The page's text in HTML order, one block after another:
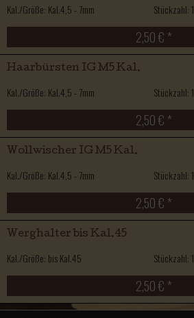
Kal./Größe: Kal.4,5 - 7mm Stückzahl: 1
2,50 € *
Haarbürsten IG M5 Kal.
Kal./Größe: Kal.4,5 - 7mm Stückzahl: 1
2,50 € *
Wollwischer IG M5 Kal.
Kal./Größe: Kal.4,5 - 7mm Stückzahl: 1
2,50 € *
Werghalter bis Kal.45
Kal./Größe: bis Kal.45 Stückzahl: 1
2,50 € *